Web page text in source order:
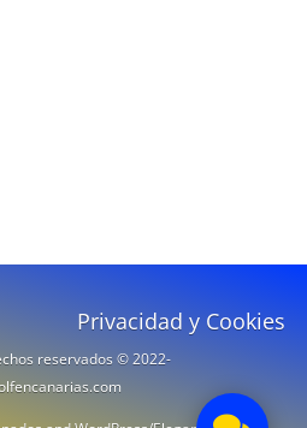
Privacidad y Cookies
reservados © 2022-